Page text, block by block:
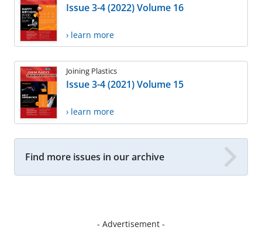
Issue 3-4 (2022) Volume 16
› learn more
Joining Plastics
Issue 3-4 (2021) Volume 15
› learn more
Find more issues in our archive
- Advertisement -